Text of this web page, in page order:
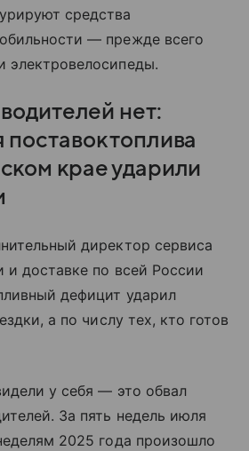
средства
— прежде всего
электровелосипеды.
нет:
топлива
крае ударили
директор сервиса
и доставке по всей России
дефицит ударил
а по числу тех, кто готов
у себя — это обвал
За пять недель июля
2025 года произошло